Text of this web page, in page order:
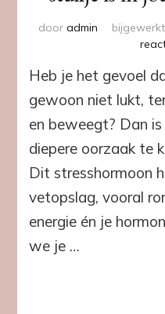
door admin
Heb je het gevoel
gewoon niet lukt,
en beweegt? Dan
diepere oorzaak te
Dit stresshormoon
vetopslag, vooral
energie én je
we je …